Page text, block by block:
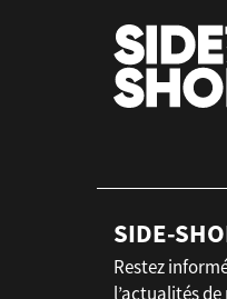
SIDE-
Restez
l’actualités